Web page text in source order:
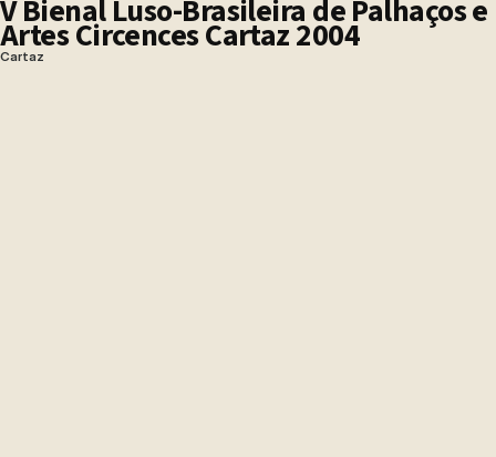
V Bienal Luso-Brasileira de Palhaços e
Artes Circences Cartaz 2004
Cartaz